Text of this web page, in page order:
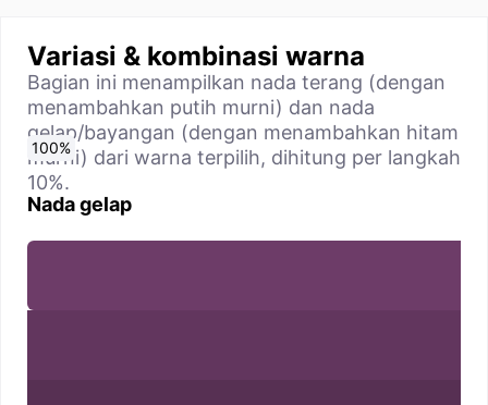
Variasi & kombinasi warna
Bagian ini menampilkan nada terang (dengan
menambahkan putih murni) dan nada
gelap/bayangan (dengan menambahkan hitam
murni) dari warna terpilih, dihitung per langkah
10%.
Nada gelap
0%
10%
20%
30%
40%
50%
60%
70%
80%
90%
100%